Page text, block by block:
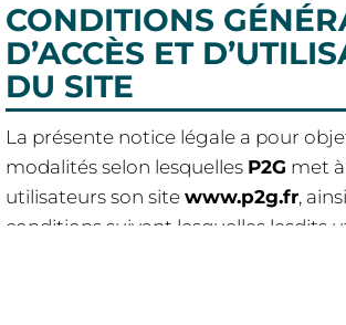
CONDITIONS
D’ACCÈS ET
DU SITE
La présente notice légale a pour
modalités selon lesquelles P2G met
utilisateurs son site www.p2g.fr,
conditions suivant lesquelles lesdits